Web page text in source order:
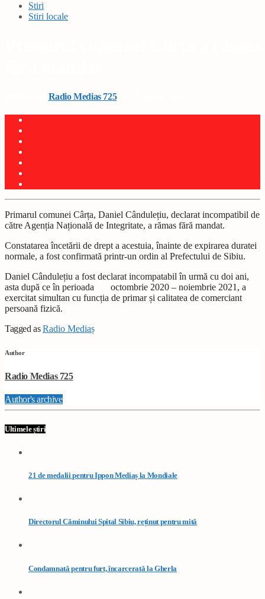
Stiri
Stiri locale
Radio Medias 725on 17 martie 2025
Primarul comunei Cârța, Daniel Cândulețiu, declarat incompatibil de
către Agenția Națională de Integritate, a rămas fără mandat.
Constatarea încetării de drept a acestuia, înainte de expirarea duratei
normale, a fost confirmată printr-un ordin al Prefectului de Sibiu.
Daniel Cândulețiu a fost declarat incompatabil în urmă cu doi ani,
asta după ce în perioada octombrie 2020 – noiembrie 2021, a
exercitat simultan cu funcția de primar și calitatea de comerciant
persoană fizică.
Tagged asRadio Mediaș
Author
Radio Medias 725
Author's archive
Ultimele știri
21 de medalii pentru Ippon Mediaș la Mondiale
Directorul Căminului Spital Sibiu, reținut pentru mită
Condamnată pentru furt, încarcerată la Gherla